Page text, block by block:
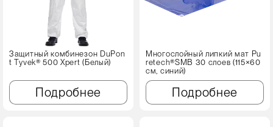
Защитный комбинезон DuPon
t Tyvek® 500 Xpert (Белый)
Подробнее
Многослойный липкий мат Pu
retech®SMB 30 слоев (115×60
см, синий)
Подробнее